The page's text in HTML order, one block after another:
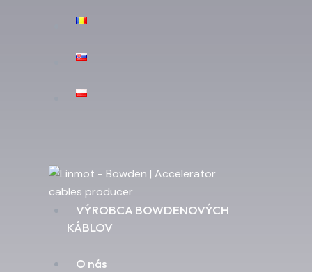
VÝROBCA BOWDENOVÝCH
KÁBLOV
O nás